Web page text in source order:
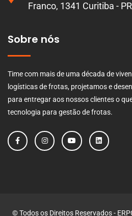
Franco, 1341 Curitiba - PR
Sobre nós
Time com mais de uma década de
logísticas de frotas, projetamos e
para entregar aos nossos clientes o
tecnologia para gestão de frotas.
© Todos os Direitos Reservados -